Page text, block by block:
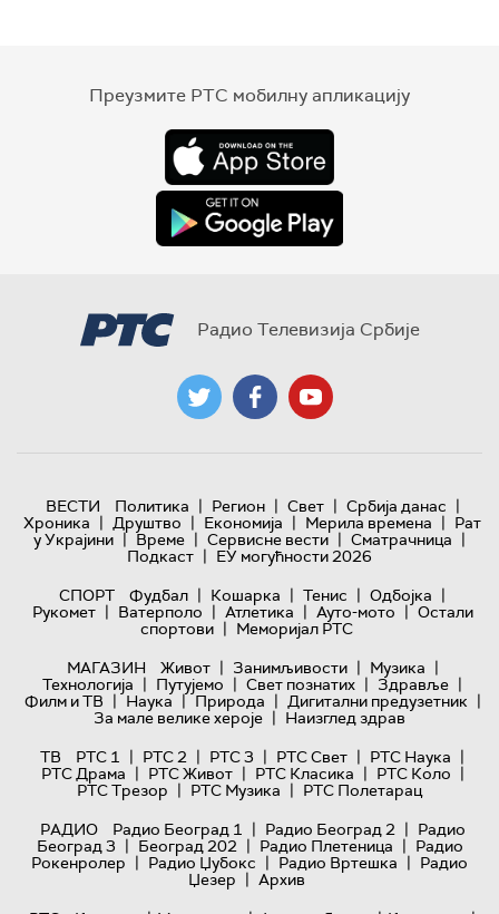
Преузмите РТС мобилну апликацију
Радио Телевизија Србије
ВЕСТИ Политика | Регион | Свет | Србија данас |
Хроника | Друштво | Економија | Мерила времена | Рат
у Украјини | Време | Сервисне вести | Сматрачница |
Подкаст | ЕУ могућности 2026
СПОРТ
Фудбал | Кошарка | Тенис | Одбојка |
Рукомет | Ватерполо | Атлетика | Ауто-мото | Остали
спортови | Меморијал РТС
МАГАЗИН
Живот | Занимљивости | Музика |
Технологијa | Путујемо | Свет познатих | Здравље |
Филм и ТВ | Наука | Природа | Дигитални предузетник |
За мале велике хероје | Наизглед здрав
ТВ
РТС 1 | РТС 2 | РТС 3 | РТС Свет | РТС Наука |
РТС Драма | РТС Живот | РТС Класика | РТС Коло |
РТС Трезор | РТС Музика | РТС Полетарац
РАДИО
Радио Београд 1 | Радио Београд 2 | Радио
Београд 3 | Београд 202 | Радио Плетеница | Радио
Рокенролер | Радио Џубокс | Радио Вртешка | Радио
Џезер | Архив